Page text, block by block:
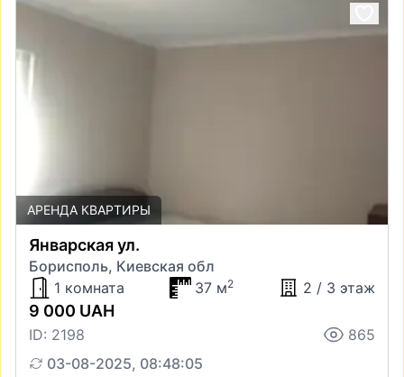
АРЕНДА КВАРТИРЫ
Январская ул.
Борисполь, Киевская обл
1 комната
37 м2 2 / 3 этаж
9 000 UAH
ID: 2198
865
03-08-2025, 08:48:05